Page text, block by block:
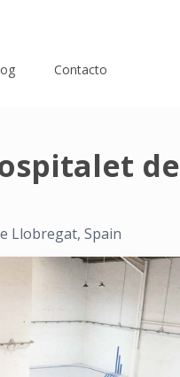
Contacto
de
Llobregat, Spain